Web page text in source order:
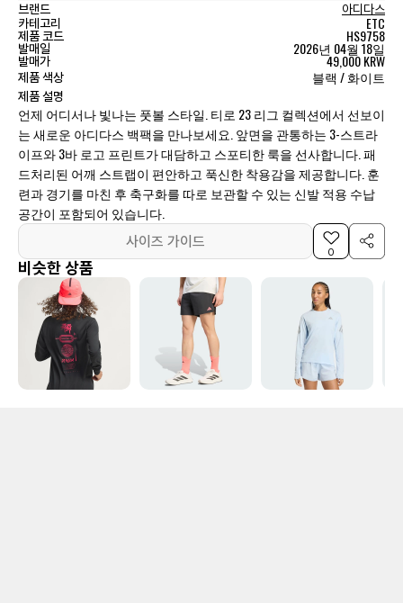
브랜드
아디다스
카테고리
ETC
제품 코드 HS9758
발매일 2026년 04월 18일
발매가 49,000 KRW
제품 색상 블랙 / 화이트
제품 설명
언제 어디서나 빛나는 풋볼 스타일. 티로 23 리그 컬렉션에서 선보이
는 새로운 아디다스 백팩을 만나보세요. 앞면을 관통하는 3-스트라
이프와 3바 로고 프린트가 대담하고 스포티한 룩을 선사합니다. 패
드처리된 어깨 스트랩이 편안하고 푹신한 착용감을 제공합니다. 훈
련과 경기를 마친 후 축구화를 따로 보관할 수 있는 신발 적용 수납
공간이 포함되어 있습니다.
사이즈 가이드
0
비슷한 상품